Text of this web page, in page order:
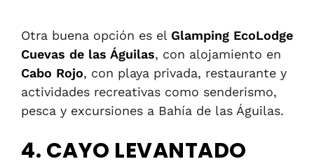
Otra buena opción es el Glamping EcoLodge
Cuevas de las Águilas, con alojamiento en
Cabo Rojo, con playa privada, restaurante y
actividades recreativas como senderismo,
pesca y excursiones a Bahía de las Águilas.
4. CAYO LEVANTADO